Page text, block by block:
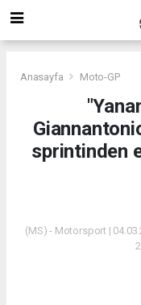
Anasayfa Moto-GP
sprintinden
(MS) - Motorsport |